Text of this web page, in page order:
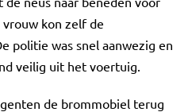
kon zelf de
politie was snel aanwezig en
veilig uit het voertuig.
de brommobiel terug